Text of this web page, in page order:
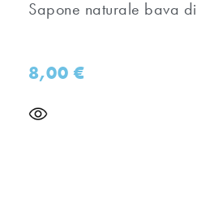
Sapone naturale bava
8,00€